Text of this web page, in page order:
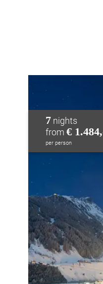
7 nights
from €
per person